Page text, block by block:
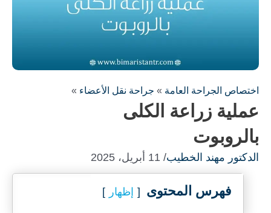
اختصاص الجراحة العامة » جراحة نقل الأعضاء »
عملية زراعة الكلى
بالروبوت
الدكتور مهند الخطيب/ 11 أبريل، 2025
فهرس المحتوى إظهار